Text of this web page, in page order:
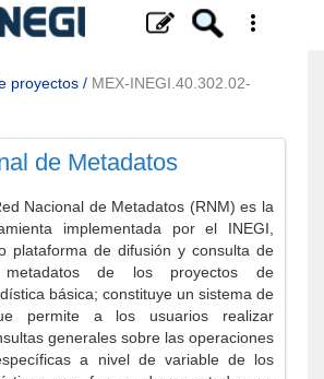
proyectos / MEX-INEGI.40.302.02-
de Metadatos
Nacional de Metadatos (RNM) es la
implementada por el INEGI,
plataforma de difusión y consulta de
de los proyectos de
básica; constituye un sistema de
permite a los usuarios realizar
generales sobre las operaciones
a nivel de variable de los